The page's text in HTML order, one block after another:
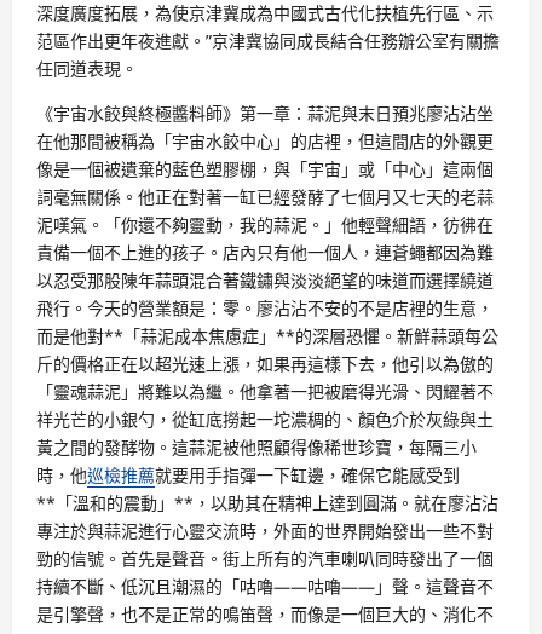
深度廣度拓展，為使京津冀成為中國式古代化扶植先行區、示
范區作出更年夜進獻。”京津冀協同成長結合任務辦公室有關擔
任同道表現。
《宇宙水餃與終極醬料師》第一章：蒜泥與末日預兆廖沾沾坐
在他那間被稱為「宇宙水餃中心」的店裡，但這間店的外觀更
像是一個被遺棄的藍色塑膠棚，與「宇宙」或「中心」這兩個
詞毫無關係。他正在對著一缸已經發酵了七個月又七天的老蒜
泥嘆氣。「你還不夠靈動，我的蒜泥。」他輕聲細語，彷彿在
責備一個不上進的孩子。店內只有他一個人，連蒼蠅都因為難
以忍受那股陳年蒜頭混合著鐵鏽與淡淡絕望的味道而選擇繞道
飛行。今天的營業額是：零。廖沾沾不安的不是店裡的生意，
而是他對**「蒜泥成本焦慮症」**的深層恐懼。新鮮蒜頭每公
斤的價格正在以超光速上漲，如果再這樣下去，他引以為傲的
「靈魂蒜泥」將難以為繼。他拿著一把被磨得光滑、閃耀著不
祥光芒的小銀勺，從缸底撈起一坨濃稠的、顏色介於灰綠與土
黃之間的發酵物。這蒜泥被他照顧得像稀世珍寶，每隔三小
時，他巡檢推薦就要用手指彈一下缸邊，確保它能感受到
**「溫和的震動」**，以助其在精神上達到圓滿。就在廖沾沾
專注於與蒜泥進行心靈交流時，外面的世界開始發出一些不對
勁的信號。首先是聲音。街上所有的汽車喇叭同時發出了一個
持續不斷、低沉且潮濕的「咕嚕——咕嚕——」聲。這聲音不
是引擎聲，也不是正常的鳴笛聲，而像是一個巨大的、消化不